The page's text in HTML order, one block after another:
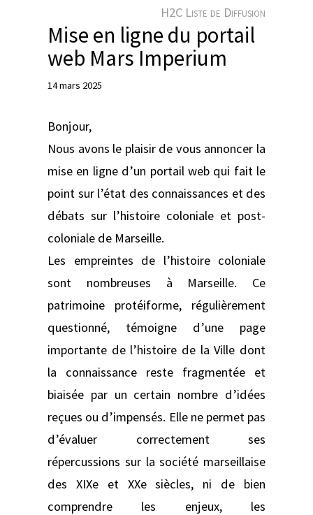
r
H2C Liste de Diffusion
Mise en ligne du portail
web Mars Imperium
14 mars 2025
Bonjour,
Nous avons le plaisir de vous annoncer la
mise en ligne d’un portail web qui fait le
point sur l’état des connaissances et des
débats sur l’histoire coloniale et post-
coloniale de Marseille.
Les empreintes de l’histoire coloniale
sont nombreuses à Marseille. Ce
patrimoine protéiforme, régulièrement
questionné, témoigne d’une page
importante de l’histoire de la Ville dont
la connaissance reste fragmentée et
biaisée par un certain nombre d’idées
reçues ou d’impensés. Elle ne permet pas
d’évaluer correctement ses
répercussions sur la société marseillaise
des XIXe et XXe siècles, ni de bien
comprendre les enjeux, les